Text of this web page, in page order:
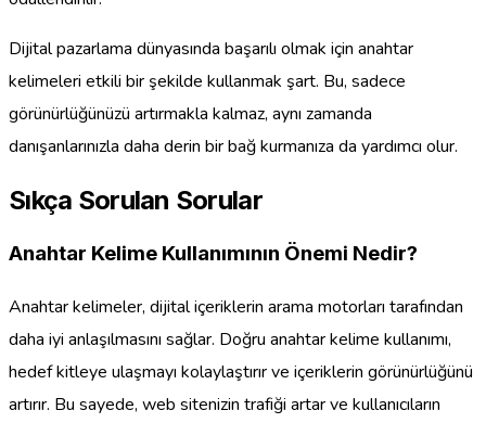
Dijital pazarlama dünyasında başarılı olmak için anahtar
kelimeleri etkili bir şekilde kullanmak şart. Bu, sadece
görünürlüğünüzü artırmakla kalmaz, aynı zamanda
danışanlarınızla daha derin bir bağ kurmanıza da yardımcı olur.
Sıkça Sorulan Sorular
Anahtar Kelime Kullanımının Önemi Nedir?
Anahtar kelimeler, dijital içeriklerin arama motorları tarafından
daha iyi anlaşılmasını sağlar. Doğru anahtar kelime kullanımı,
hedef kitleye ulaşmayı kolaylaştırır ve içeriklerin görünürlüğünü
artırır. Bu sayede, web sitenizin trafiği artar ve kullanıcıların